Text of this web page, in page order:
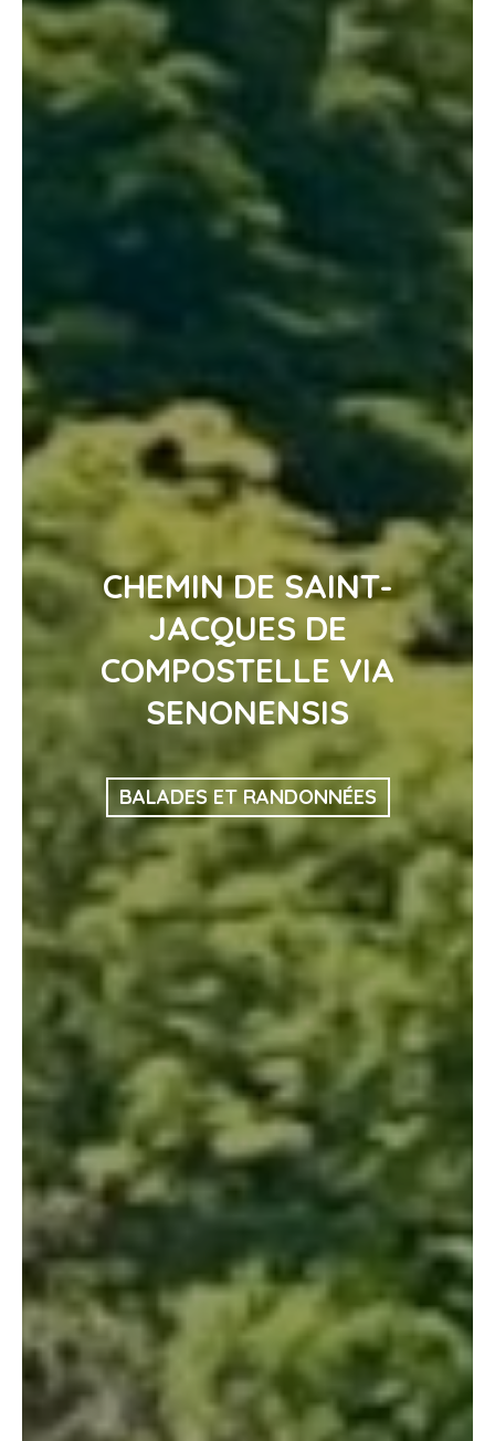
CHEMIN DE SAINT-
JACQUES DE
COMPOSTELLE VIA
SENONENSIS
BALADES ET RANDONNÉES